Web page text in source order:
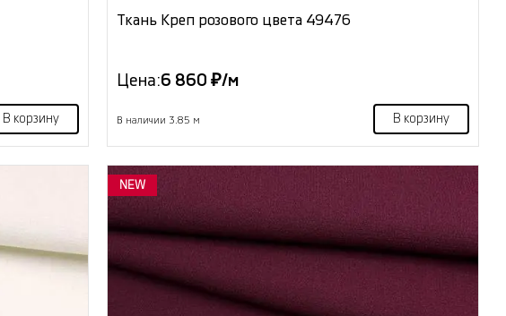
В корзину
Ткань Креп розового цвета 49476
Цена:6 860 ₽/м
В наличии 3.85 м В корзину
NEW